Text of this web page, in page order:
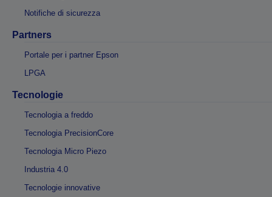
Notifiche di sicurezza
Partners
Portale per i partner Epson
LPGA
Tecnologie
Tecnologia a freddo
Tecnologia PrecisionCore
Tecnologia Micro Piezo
Industria 4.0
Tecnologie innovative